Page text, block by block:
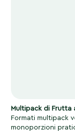
Multipack di Frutta
Formati multipack
monoporzioni